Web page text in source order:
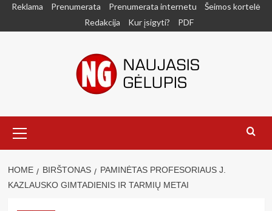
SkipReklama Prenumerata Prenumerata internetu
Šeimos kortelė
Redakcija
Kur įsigyti? PDF
Menu
HOME BIRŠTONAS
PAMINĖTAS PROFESORIAUS J.
KAZLAUSKO GIMTADIENIS IR TARMIŲ METAI